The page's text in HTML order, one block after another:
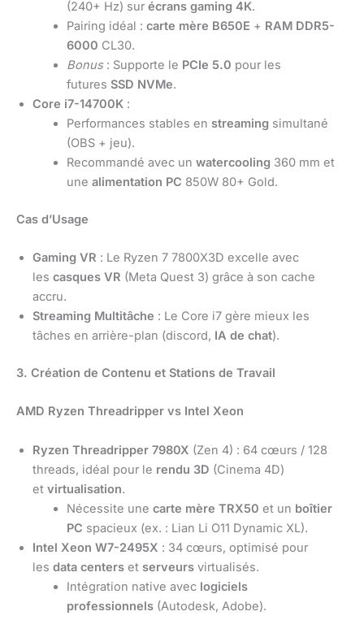
(240+ Hz) sur écrans gaming 4K.
Pairing idéal : carte mère B650E + RAM DDR5-
6000 CL30.
Bonus: Supporte le PCIe 5.0 pour les
futures SSD NVMe.
Core i7-14700K :
Performances stables en streaming simultané
(OBS + jeu).
Recommandé avec un watercooling 360 mm et
une alimentation PC 850W 80+ Gold.
Cas d’Usage
Gaming VR : Le Ryzen 7 7800X3D excelle avec
les casques VR (Meta Quest 3) grâce à son cache
accru.
Streaming Multitâche : Le Core i7 gère mieux les
tâches en arrière-plan (discord, IA de chat).
3. Création de Contenu et Stations de Travail
AMD Ryzen Threadripper vs Intel Xeon
Ryzen Threadripper 7980X (Zen 4) : 64 cœurs / 128
threads, idéal pour le rendu 3D (Cinema 4D)
et virtualisation.
Nécessite une carte mère TRX50 et un boîtier
PC spacieux (ex. : Lian Li O11 Dynamic XL).
Intel Xeon W7-2495X : 34 cœurs, optimisé pour
les data centers et serveurs virtualisés.
Intégration native avec logiciels
professionnels(Autodesk, Adobe).